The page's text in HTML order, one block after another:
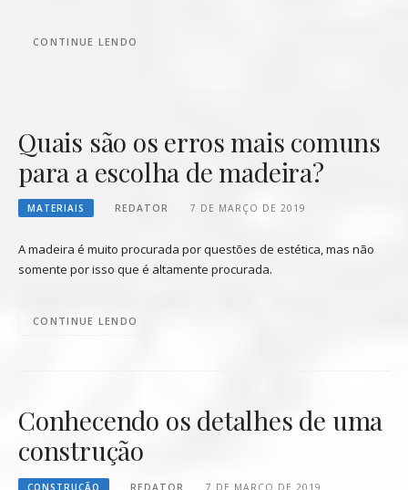
CONTINUE LENDO
Quais são os erros mais comuns
para a escolha de madeira?
MATERIAIS REDATOR 7 DE MARÇO DE 2019
A madeira é muito procurada por questões de estética, mas não
somente por isso que é altamente procurada.
CONTINUE LENDO
Conhecendo os detalhes de uma
construção
CONSTRUÇÃO REDATOR 7 DE MARÇO DE 2019